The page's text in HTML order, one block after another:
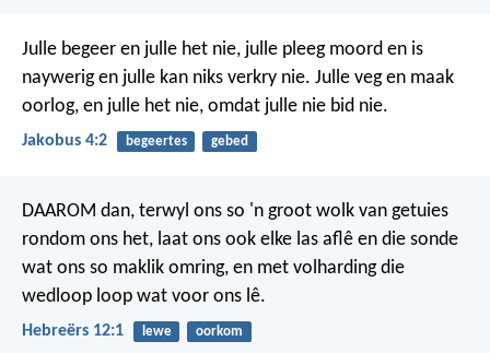
Julle begeer en julle het nie, julle pleeg moord en is
naywerig en julle kan niks verkry nie. Julle veg en maak
oorlog, en julle het nie, omdat julle nie bid nie.
Jakobus 4:2 begeertes gebed
DAAROM dan, terwyl ons so 'n groot wolk van getuies
rondom ons het, laat ons ook elke las aflê en die sonde
wat ons so maklik omring, en met volharding die
wedloop loop wat voor ons lê.
Hebreërs 12:1 lewe oorkom